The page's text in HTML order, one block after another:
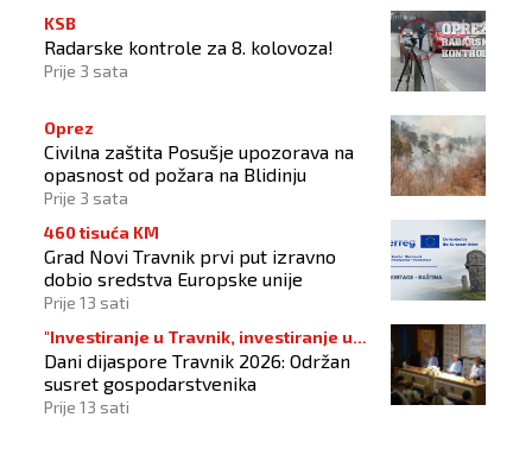
KSB
Radarske kontrole za 8. kolovoza!
Prije 3 sata
Oprez
Civilna zaštita Posušje upozorava na
opasnost od požara na Blidinju
Prije 3 sata
460 tisuća KM
Grad Novi Travnik prvi put izravno
dobio sredstva Europske unije
Prije 13 sati
"Investiranje u Travnik, investiranje u
budućnost"
Dani dijaspore Travnik 2026: Održan
susret gospodarstvenika
Prije 13 sati